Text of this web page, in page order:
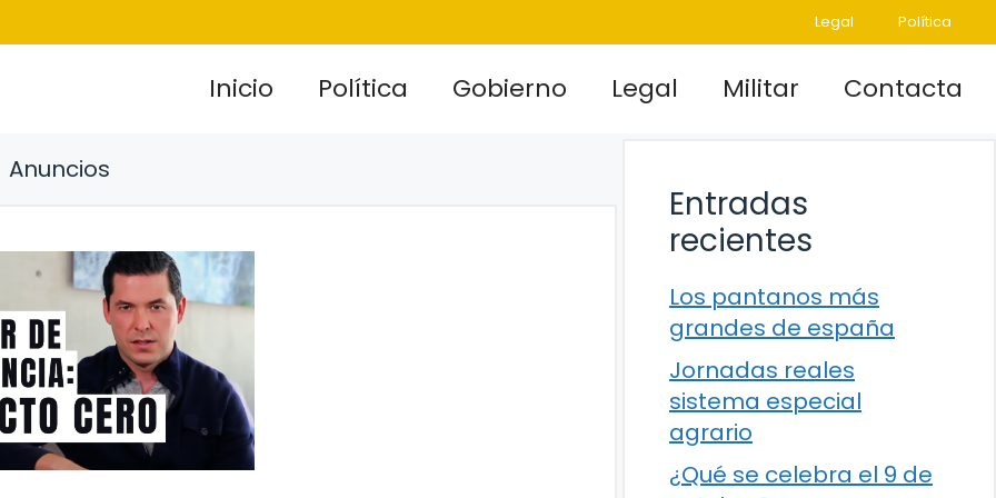
Legal Política
Inicio Política Gobierno Legal Militar Contacta
Anuncios
Entradas
recientes
Los pantanos más
grandes de españa
Jornadas reales
sistema especial
agrario
¿Qué se celebra el 9 de